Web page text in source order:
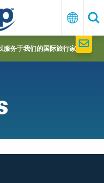
中
文
搜
索
服务于我们的国际旅行家们。